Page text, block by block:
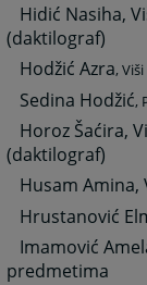
Hidić Nasiha,
(daktilograf)
Hodžić Azra,
Sedina Hodžić,
Horoz Šaćira,
(daktilograf)
Husam Amina,
Hrustanović
Imamović
predmetima